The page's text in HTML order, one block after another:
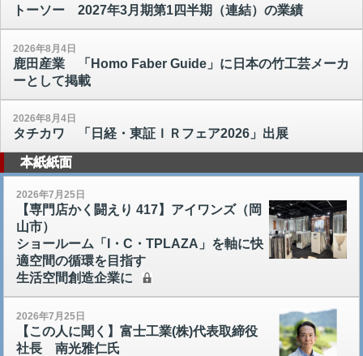
トーソー 2027年3月期第1四半期（連結）の業績
2026年8月4日
鹿田産業 「Homo Faber Guide」に日本の竹工芸メーカ
ーとして掲載
2026年8月4日
タチカワ 「日経・東証ＩＲフェア2026」出展
本紙紙面
2026年7月25日
【専門店かく闘えり 417】アイワンズ（岡
山市）
ショールーム「I・C・TPLAZA」を軸に快
適空間の循環を目指す
生活空間創造企業に
2026年7月25日
【この人に聞く】富士工業(株)代表取締役
社長 南光雅仁氏